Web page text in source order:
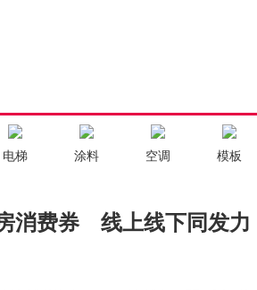
电梯 涂料 空调 模板
消费券 线上线下同发力